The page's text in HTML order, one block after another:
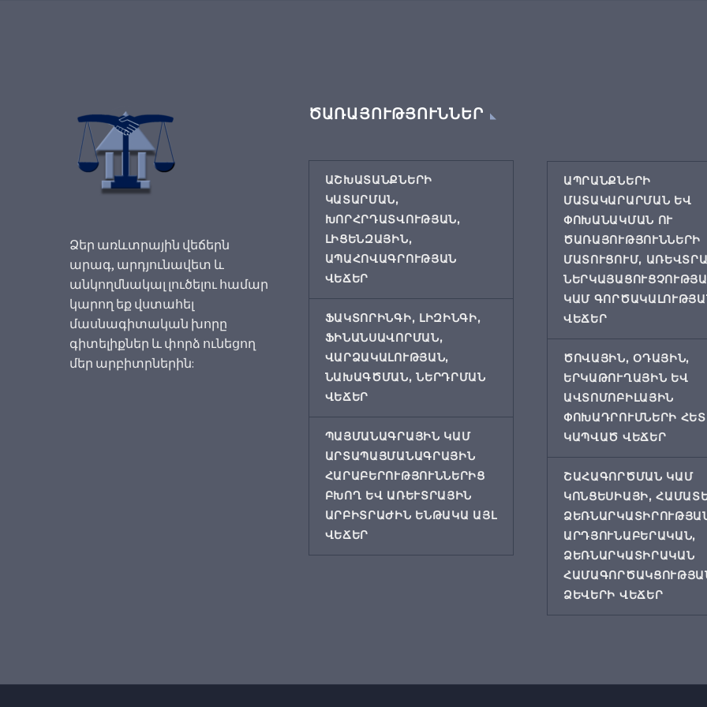
Ձեր առևտրային վեճերն
արագ, արդյունավետ և
անկողմնակալ լուծելու համար
կարող եք վստահել
մասնագիտական խորը
գիտելիքներ և փորձ ունեցող
մեր արբիտրներին:
ԾԱՌԱՅՈՒԹՅՈՒՆՆԵՐ
ԱՇԽԱՏԱՆՔՆԵՐԻ
ԿԱՏԱՐՄԱՆ,
ԽՈՐՀՐԴԱՏՎՈՒԹՅԱՆ,
ԼԻՑԵՆԶԱՅԻՆ,
ԱՊԱՀՈՎԱԳՐՈՒԹՅԱՆ
ՎԵՃԵՐ
ՖԱԿՏՈՐԻՆԳԻ, ԼԻԶԻՆԳԻ,
ՖԻՆԱՆՍԱՎՈՐՄԱՆ,
ՎԱՐՁԱԿԱԼՈՒԹՅԱՆ,
ՆԱԽԱԳԾՄԱՆ, ՆԵՐԴՐՄԱՆ
ՎԵՃԵՐ
ՊԱՅՄԱՆԱԳՐԱՅԻՆ ԿԱՄ
ԱՐՏԱՊԱՅՄԱՆԱԳՐԱՅԻՆ
ՀԱՐԱԲԵՐՈՒԹՅՈՒՆՆԵՐԻՑ
ԲԽՈՂ ԵՎ ԱՌԵՒՏՐԱՅԻՆ
ԱՐԲԻՏՐԱԺԻՆ ԵՆԹԱԿԱ ԱՅԼ
ՎԵՃԵՐ
ԱՊՐԱՆՔՆԵՐԻ
ՄԱՏԱԿԱՐԱՐՄԱՆ ԵՎ
ՓՈԽԱՆԱԿՄԱՆ ՈՒ
ԾԱՌԱՅՈՒԹՅՈՒՆՆԵՐԻ
ՄԱՏՈՒՑՈՒՄ,
ԿԱՄ
ՎԵՃԵՐ
ԾՈՎԱՅԻՆ, ՕԴԱՅԻՆ,
ԵՐԿԱԹՈՒՂԱՅԻՆ ԵՎ
ԱՎՏՈՄՈԲԻԼԱՅԻՆ
ՓՈԽԱԴՐՈՒՄՆԵՐԻ ՀԵՏ
ԿԱՊՎԱԾ ՎԵՃԵՐ
ՇԱՀԱԳՈՐԾՄԱՆ ԿԱՄ
ԿՈՆՑԵՍԻԱՅԻ,
ԱՐԴՅՈՒՆԱԲԵՐԱԿԱՆ,
ՁԵՌՆԱՐԿԱՏԻՐԱԿԱՆ
ՁԵՎԵՐԻ ՎԵՃԵՐ